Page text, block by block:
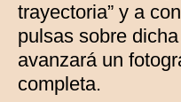
trayectoria” y a
pulsas sobre
avanzará un
completa.